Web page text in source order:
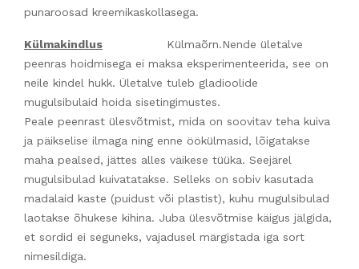
punaroosad kreemikaskollasega.
Külmakindlus Külmaõrn.Nende ületalve
peenras hoidmisega ei maksa eksperimenteerida, see on
neile kindel hukk. Ületalve tuleb gladioolide
mugulsibulaid hoida sisetingimustes.
Peale peenrast ülesvõtmist, mida on soovitav teha kuiva
ja päikselise ilmaga ning enne öökülmasid, lõigatakse
maha pealsed, jättes alles väikese tüüka. Seejärel
mugulsibulad kuivatatakse. Selleks on sobiv kasutada
madalaid kaste (puidust või plastist), kuhu mugulsibulad
laotakse õhukese kihina. Juba ülesvõtmise käigus jälgida,
et sordid ei seguneks, vajadusel märgistada iga sort
nimesildiga.